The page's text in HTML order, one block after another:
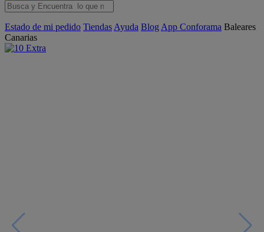
Estado de mi pedido Tiendas Ayuda Blog App Conforama Baleares
Canarias